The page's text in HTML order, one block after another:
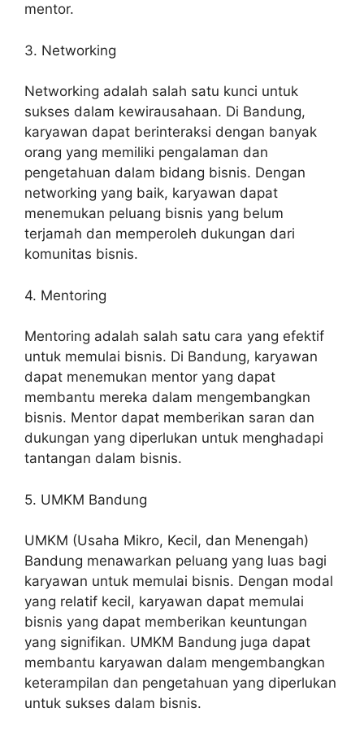
mentor.
3. Networking
Networking adalah salah satu kunci untuk
sukses dalam kewirausahaan. Di Bandung,
karyawan dapat berinteraksi dengan banyak
orang yang memiliki pengalaman dan
pengetahuan dalam bidang bisnis. Dengan
networking yang baik, karyawan dapat
menemukan peluang bisnis yang belum
terjamah dan memperoleh dukungan dari
komunitas bisnis.
4. Mentoring
Mentoring adalah salah satu cara yang efektif
untuk memulai bisnis. Di Bandung, karyawan
dapat menemukan mentor yang dapat
membantu mereka dalam mengembangkan
bisnis. Mentor dapat memberikan saran dan
dukungan yang diperlukan untuk menghadapi
tantangan dalam bisnis.
5. UMKM Bandung
UMKM (Usaha Mikro, Kecil, dan Menengah)
Bandung menawarkan peluang yang luas bagi
karyawan untuk memulai bisnis. Dengan modal
yang relatif kecil, karyawan dapat memulai
bisnis yang dapat memberikan keuntungan
yang signifikan. UMKM Bandung juga dapat
membantu karyawan dalam mengembangkan
keterampilan dan pengetahuan yang diperlukan
untuk sukses dalam bisnis.